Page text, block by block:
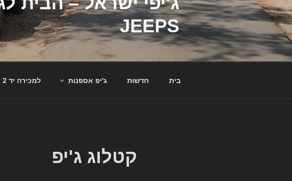
JEEPS
בית חדשות ג'יפ אספנות למכירה יד 2
קטלוג ג'יפ